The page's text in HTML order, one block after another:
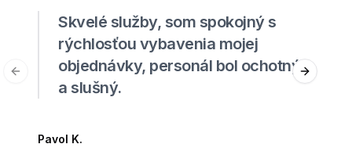
Skvelé služby, som spokojný s
rýchlosťou vybavenia mojej
objednávky, personál bol ochotný
a slušný.
Pavol K.
Previous slide Next